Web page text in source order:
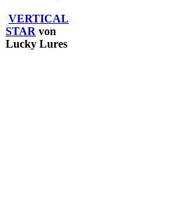
VERTICAL
STAR von
Lucky Lures